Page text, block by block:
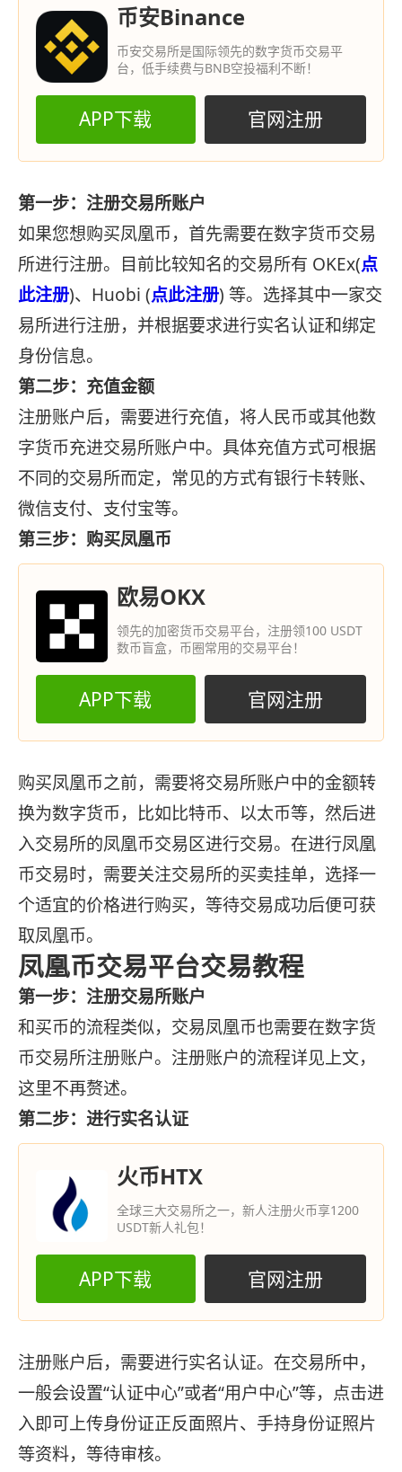
币安Binance
币安交易所是国际领先的数字货币交易平
台，低手续费与BNB空投福利不断！
APP下载 官网注册
第一步：注册交易所账户
如果您想购买凤凰币，首先需要在数字货币交易
所进行注册。目前比较知名的交易所有 OKEx(点
此注册)、Huobi (点此注册) 等。选择其中一家交
易所进行注册，并根据要求进行实名认证和绑定
身份信息。
第二步：充值金额
注册账户后，需要进行充值，将人民币或其他数
字货币充进交易所账户中。具体充值方式可根据
不同的交易所而定，常见的方式有银行卡转账、
微信支付、支付宝等。
第三步：购买凤凰币
欧易OKX
领先的加密货币交易平台，注册领100 USDT
数币盲盒，币圈常用的交易平台！
APP下载 官网注册
购买凤凰币之前，需要将交易所账户中的金额转
换为数字货币，比如比特币、以太币等，然后进
入交易所的凤凰币交易区进行交易。在进行凤凰
币交易时，需要关注交易所的买卖挂单，选择一
个适宜的价格进行购买，等待交易成功后便可获
取凤凰币。
凤凰币交易平台交易教程
第一步：注册交易所账户
和买币的流程类似，交易凤凰币也需要在数字货
币交易所注册账户。注册账户的流程详见上文，
这里不再赘述。
第二步：进行实名认证
火币HTX
全球三大交易所之一，新人注册火币享1200
USDT新人礼包！
APP下载 官网注册
注册账户后，需要进行实名认证。在交易所中，
一般会设置“认证中心”或者“用户中心”等，点击进
入即可上传身份证正反面照片、手持身份证照片
等资料，等待审核。